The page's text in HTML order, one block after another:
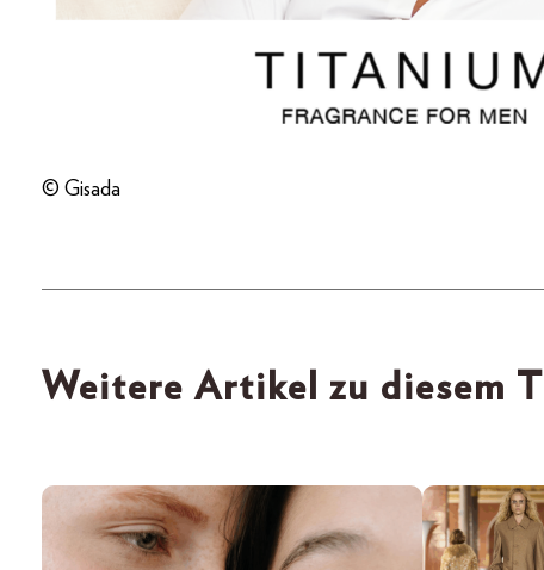
© Gisada
Weitere Artikel zu diesem